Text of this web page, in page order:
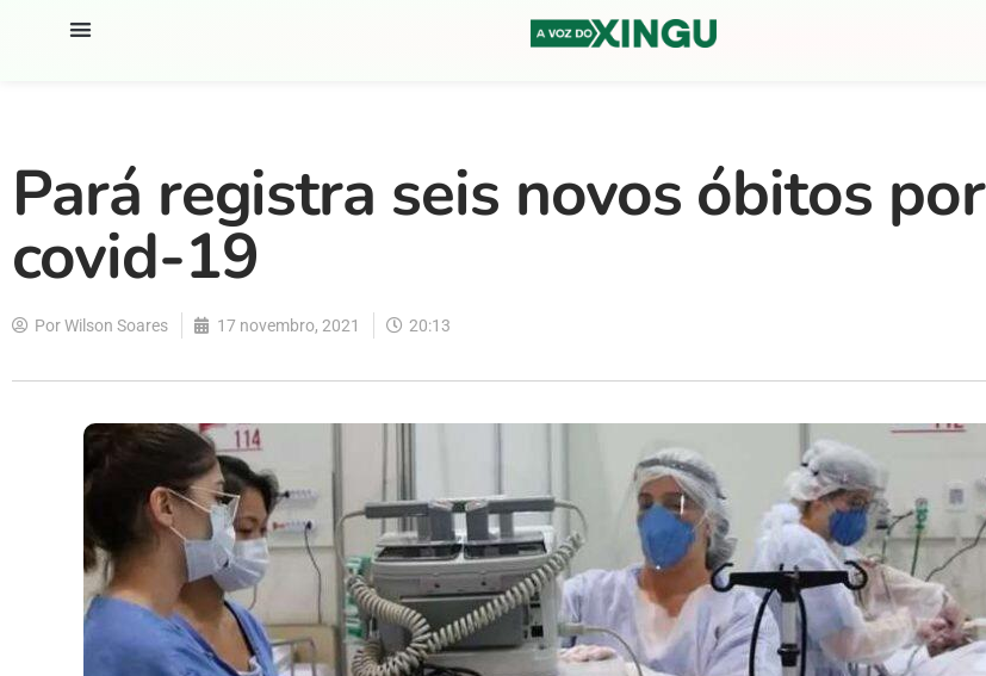
Pará registra seis novos óbitos por
covid-19
PorWilson Soares 17 novembro, 2021 20:13